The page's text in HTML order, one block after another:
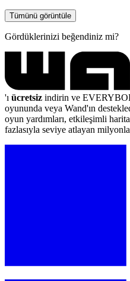
Tümünü görüntüle
Gördüklerinizi beğendiniz mi?
'ı ücretsiz indirin ve
oyununda veya Wand'ın
oyun yardımları, etkileşimli
fazlasıyla seviye atlayan